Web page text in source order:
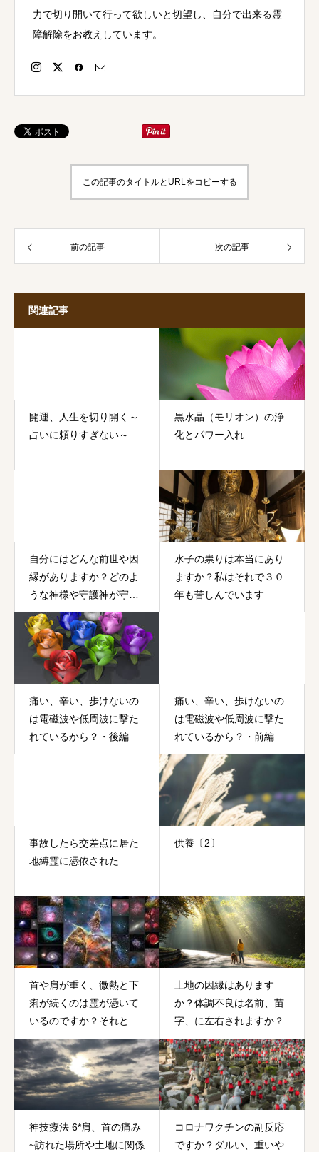
力で切り開いて行って欲しいと切望し、自分で出来る霊
障解除をお教えしています。
この記事のタイトルとURLをコピーする
前の記事 次の記事
関連記事
開運、人生を切り開く～
占いに頼りすぎない～
黒水晶（モリオン）の浄
化とパワー入れ
自分にはどんな前世や因
縁がありますか？どのよ
うな神様や守護神が守っ
てくれていますか？守護
霊や指導霊って本当に役
に立っているの？
水子の祟りは本当にあり
ますか？私はそれで３０
年も苦しんでいます
痛い、辛い、歩けないの
は電磁波や低周波に撃た
れているから？・後編
痛い、辛い、歩けないの
は電磁波や低周波に撃た
れているから？・前編
事故したら交差点に居た
地縛霊に憑依された
供養〔2〕
首や肩が重く、微熱と下
痢が続くのは霊が憑いて
いるのですか？それとも
コロナワクチンの副作用
でしょうか？
土地の因縁はあります
か？体調不良は名前、苗
字、に左右されますか？
神技療法 6*肩、首の痛み
~訪れた場所や土地に関係
コロナワクチンの副反応
ですか？ダルい、重いや